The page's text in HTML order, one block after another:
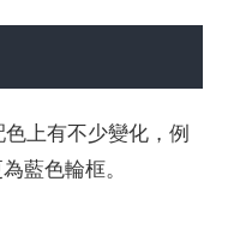
上有不少變化，例
藍色輪框。